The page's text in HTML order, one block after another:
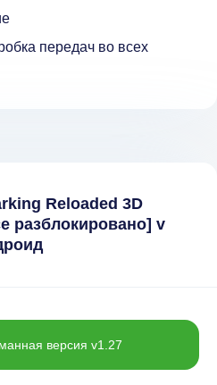
передач во всех
Reloaded 3D
разблокировано] v
версия v1.27